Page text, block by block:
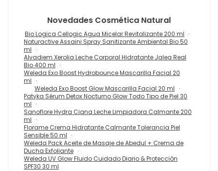
Novedades Cosmética Natural
Bio Logica Cellogic Agua Micelar Revitalizante 200 ml
Naturactive Assaini Spray Sanitizante Ambiental Bio 50
ml
Alvadiem Xerolia Leche Corporal Hidratante Jalea Real
Bio 400 ml
Weleda Exo Boost Hydrobounce Mascarilla Facial 20
ml
Weleda Exo Boost Glow Mascarilla Facial 20 ml
Patyka Sérum Detox Nocturno Glow Todo Tipo de Piel 30
ml
Sanoflore Hydra Ciana Leche Limpiadora Calmante 200
ml
Florame Crema Hidratante Calmante Tolerancia Piel
Sensible 50 ml
Weleda Pack Aceite de Masaje de Abedul + Crema de
Ducha Exfoliante
Weleda UV Glow Fluido Cuidado Diario & Protección
SPF30 30 ml